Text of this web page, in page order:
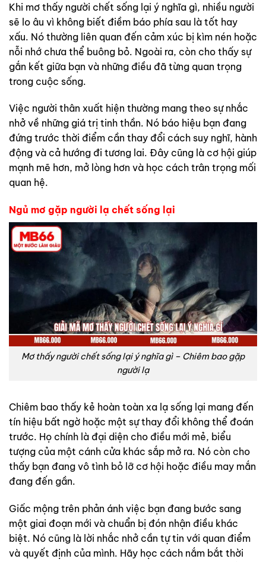
Khi mơ thấy người chết sống lại ý nghĩa gì, nhiều người
sẽ lo âu vì không biết điềm báo phía sau là tốt hay
xấu. Nó thường liên quan đến cảm xúc bị kìm nén hoặc
nỗi nhớ chưa thể buông bỏ. Ngoài ra, còn cho thấy sự
gắn kết giữa bạn và những điều đã từng quan trọng
trong cuộc sống.
Việc người thân xuất hiện thường mang theo sự nhắc
nhở về những giá trị tinh thần. Nó báo hiệu bạn đang
đứng trước thời điểm cần thay đổi cách suy nghĩ, hành
động và cả hướng đi tương lai. Đây cũng là cơ hội giúp
mạnh mẽ hơn, mở lòng hơn và học cách trân trọng mối
quan hệ.
Ngủ mơ gặp người lạ chết sống lại
Mơ thấy người chết sống lại ý nghĩa gì – Chiêm bao gặp
người lạ
Chiêm bao thấy kẻ hoàn toàn xa lạ sống lại mang đến
tín hiệu bất ngờ hoặc một sự thay đổi không thể đoán
trước. Họ chính là đại diện cho điều mới mẻ, biểu
tượng của một cánh cửa khác sắp mở ra. Nó còn cho
thấy bạn đang vô tình bỏ lỡ cơ hội hoặc điều may mắn
đang đến gần.
Giấc mộng trên phản ánh việc bạn đang bước sang
một giai đoạn mới và chuẩn bị đón nhận điều khác
biệt. Nó cũng là lời nhắc nhở cần tự tin với quan điểm
và quyết định của mình. Hãy học cách nắm bắt thời